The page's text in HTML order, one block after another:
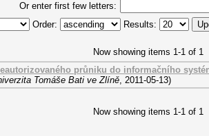
Or enter first few letters:
Order: Results:
Now showing items 1-1 of 1
průniku do informačního
Tomáše Bati ve Zlíně, 2011-05-13)
Now showing items 1-1 of 1